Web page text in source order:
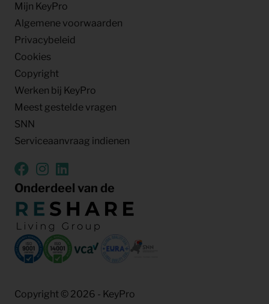
Mijn KeyPro
Algemene voorwaarden
Privacybeleid
Cookies
Copyright
Werken bij KeyPro
Meest gestelde vragen
SNN
Serviceaanvraag indienen
Onderdeel van de
Copyright © 2026 - KeyPro